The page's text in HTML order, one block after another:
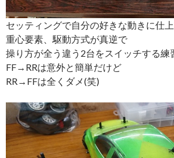
セッティングで自分の好きな動きに仕
重心要素、駆動方式が真逆で
操り方が全う違う2台をスイッチする練
FF→RRは意外と簡単だけど
RR→FFは全くダメ(笑)